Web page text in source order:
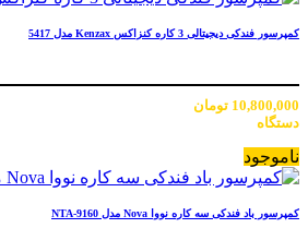
کمپرسور فندکی دیجیتالی 3 کاره کنزاکس Kenzax مدل 5417
10,800,000 تومان
دستگاه
ناموجود
کمپرسور باد فندکی سه کاره نووا Nova مدل NTA-9160